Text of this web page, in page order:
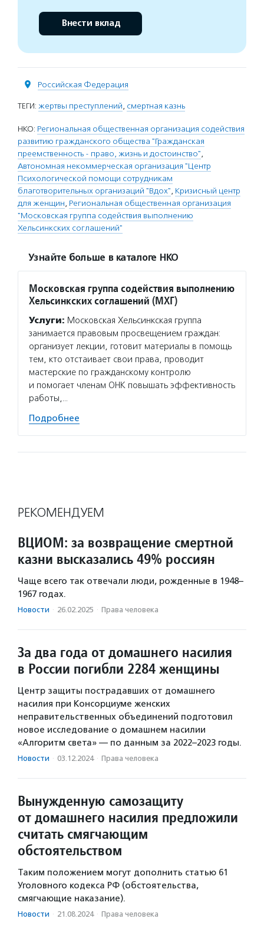
Внести вклад
Российская Федерация
ТЕГИ: жертвы преступлений, смертная казнь
НКО: Региональная общественная организация содействия
развитию гражданского общества "Гражданская
преемственность - право, жизнь и достоинство",
Автономная некоммерческая организация "Центр
Психологической помощи сотрудникам
благотворительных организаций "Вдох", Кризисный центр
для женщин, Региональная общественная организация
"Московская группа содействия выполнению
Хельсинкских соглашений"
Узнайте больше в каталоге НКО
Московская группа содействия выполнению
Хельсинкских соглашений (МХГ)
Услуги: Московская Хельсинкская группа
занимается правовым просвещением граждан:
организует лекции, готовит материалы в помощь
тем, кто отстаивает свои права, проводит
мастерские по гражданскому контролю
и помогает членам ОНК повышать эффективность
работы,…
Подробнее
РЕКОМЕНДУЕМ
ВЦИОМ: за возвращение смертной
казни высказались 49% россиян
Чаще всего так отвечали люди, рожденные в 1948–
1967 годах.
Новости · 26.02.2025 · Права человека
За два года от домашнего насилия
в России погибли 2284 женщины
Центр защиты пострадавших от домашнего
насилия при Консорциуме женских
неправительственных объединений подготовил
новое исследование о домашнем насилии
«Алгоритм света» — по данным за 2022–2023 годы.
Новости · 03.12.2024 · Права человека
Вынужденную самозащиту
от домашнего насилия предложили
считать смягчающим
обстоятельством
Таким положением могут дополнить статью 61
Уголовного кодекса РФ (обстоятельства,
смягчающие наказание).
Новости · 21.08.2024 · Права человека